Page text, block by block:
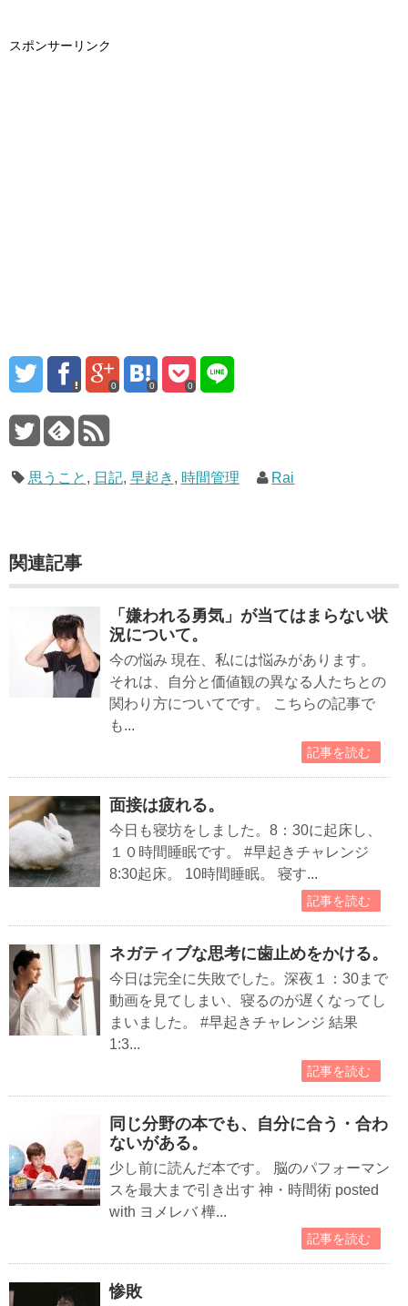
スポンサーリンク
0 0 0
思うこと , 日記, 早起き , 時間管理 Rai
関連記事
「嫌われる勇気」が当てはまらない状
況について。
今の悩み 現在、私には悩みがあります。
それは、自分と価値観の異なる人たちとの
関わり方についてです。 こちらの記事で
も...
記事を読む
面接は疲れる。
今日も寝坊をしました。8：30に起床し、
１０時間睡眠です。 #早起きチャレンジ
8:30起床。 10時間睡眠。 寝す...
記事を読む
ネガティブな思考に歯止めをかける。
今日は完全に失敗でした。深夜１：30まで
動画を見てしまい、寝るのが遅くなってし
まいました。 #早起きチャレンジ 結果
1:3...
記事を読む
同じ分野の本でも、自分に合う・合わ
ないがある。
少し前に読んだ本です。 脳のパフォーマン
スを最大まで引き出す 神・時間術 posted
with ヨメレバ 樺...
記事を読む
惨敗